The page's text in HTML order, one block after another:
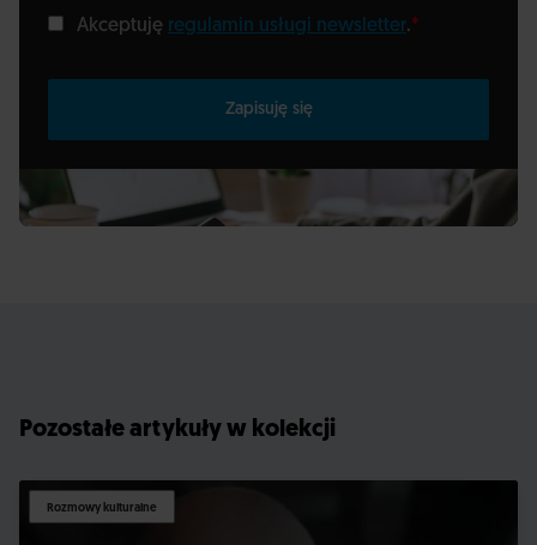
Akceptuję regulamin usługi newsletter.*
Zapisuję się
Pozostałe artykuły w kolekcji
Rozmowy kulturalne